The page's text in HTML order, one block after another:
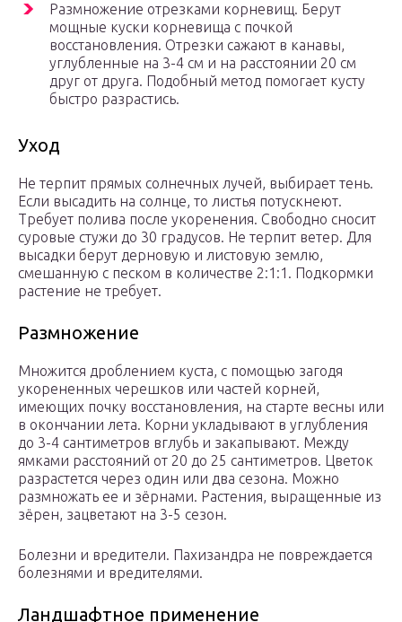
Размножение отрезками корневищ. Берут
мощные куски корневища с почкой
восстановления. Отрезки сажают в канавы,
углубленные на 3-4 см и на расстоянии 20 см
друг от друга. Подобный метод помогает кусту
быстро разрастись.
Уход
Не терпит прямых солнечных лучей, выбирает тень.
Если высадить на солнце, то листья потускнеют.
Требует полива после укоренения. Свободно сносит
суровые стужи до 30 градусов. Не терпит ветер. Для
высадки берут дерновую и листовую землю,
смешанную с песком в количестве 2:1:1. Подкормки
растение не требует.
Размножение
Множится дроблением куста, с помощью загодя
укорененных черешков или частей корней,
имеющих почку восстановления, на старте весны или
в окончании лета. Корни укладывают в углубления
до 3-4 сантиметров вглубь и закапывают. Между
ямками расстояний от 20 до 25 сантиметров. Цветок
разрастется через один или два сезона. Можно
размножать ее и зёрнами. Растения, выращенные из
зёрен, зацветают на 3-5 сезон.
Болезни и вредители. Пахизандра не повреждается
болезнями и вредителями.
Ландшафтное применение